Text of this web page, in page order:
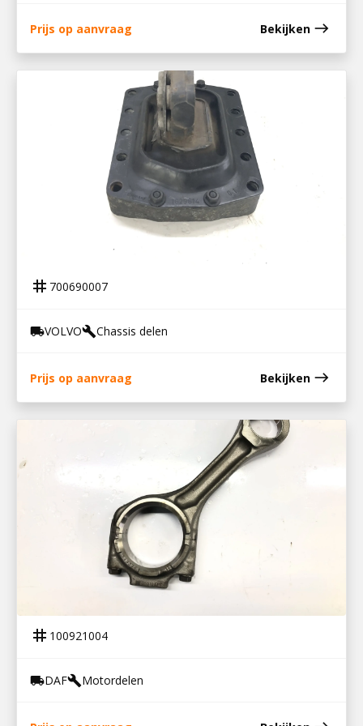
Prijs op aanvraag Bekijken east
MOTORSTEUN ACHTER VOLVO FH12
tag 700690007
local_shippingVOLVObuildChassis delen
Prijs op aanvraag Bekijken east
tag 100921004
local_shippingDAFbuildMotordelen